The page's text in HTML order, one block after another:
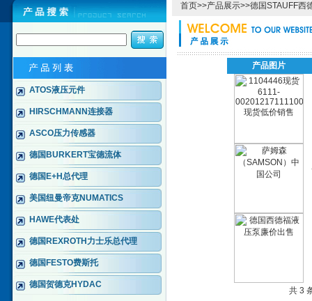
ATOS液压元件
HIRSCHMANN连接器
ASCO压力传感器
德国BURKERT宝德流体
德国E+H总代理
美国纽曼帝克NUMATICS
HAWE代表处
德国REXROTH力士乐总代理
德国FESTO费斯托
德国贺德克HYDAC
首页>>产品展示>>德国STAUFF西
产品图片
共 3